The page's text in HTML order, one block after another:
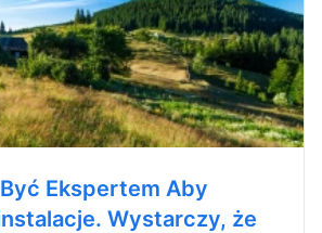
Ekspertem Aby
Wystarczy, że